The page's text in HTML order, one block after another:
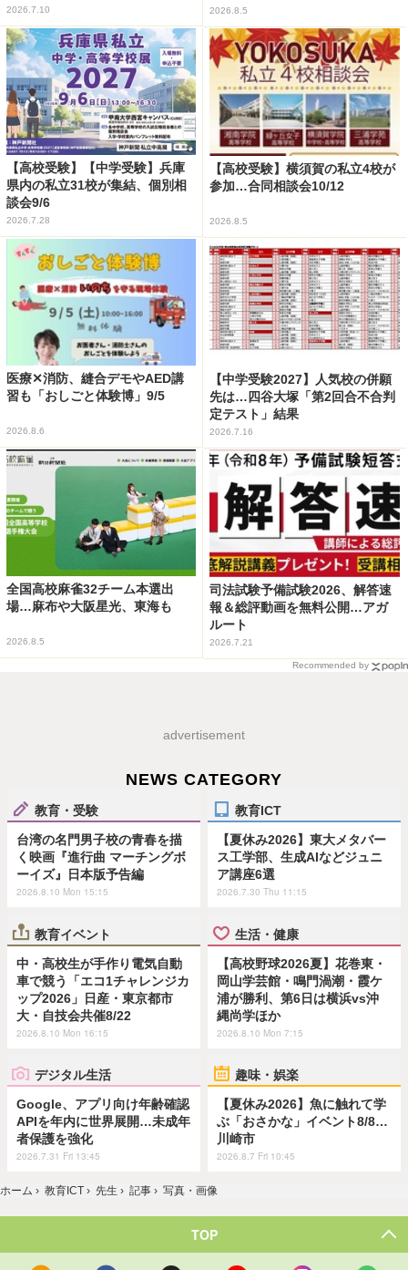
2026.7.10 2026.8.5
【高校受験】【中学受験】兵庫
県内の私立31校が集結、個別相
談会9/6
2026.7.28
【高校受験】横須賀の私立4校が
参加…合同相談会10/12
2026.8.5
医療✕消防、縫合デモやAED講
習も「おしごと体験博」9/5
2026.8.6
【中学受験2027】人気校の併願
先は…四谷大塚「第2回合不合判
定テスト」結果
2026.7.16
全国高校麻雀32チーム本選出
場…麻布や大阪星光、東海も
2026.8.5
司法試験予備試験2026、解答速
報＆総評動画を無料公開…アガ
ルート
2026.7.21
Recommended by
advertisement
NEWS CATEGORY
教育・受験
台湾の名門男子校の青春を描
く映画『進行曲 マーチングボ
ーイズ』日本版予告編
2026.8.10 Mon 15:15
教育ICT
【夏休み2026】東大メタバー
ス工学部、生成AIなどジュニ
ア講座6選
2026.7.30 Thu 11:15
教育イベント
中・高校生が手作り電気自動
車で競う「エコ1チャレンジカ
ップ2026」日産・東京都市
大・自技会共催8/22
2026.8.10 Mon 16:15
生活・健康
【高校野球2026夏】花巻東・
岡山学芸館・鳴門渦潮・霞ケ
浦が勝利、第6日は横浜vs沖
縄尚学ほか
2026.8.10 Mon 7:15
デジタル生活
Google、アプリ向け年齢確認
APIを年内に世界展開…未成年
者保護を強化
2026.7.31 Fri 13:45
趣味・娯楽
【夏休み2026】魚に触れて学
ぶ「おさかな」イベント8/8…
川崎市
2026.8.7 Fri 10:45
ホーム › 教育ICT › 先生 › 記事 › 写真・画像
TOP